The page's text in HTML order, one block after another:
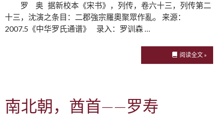
罗 奥 据新校本《宋书》，列传，卷六十三，列传第二
十三，沈演之条目：二郡強宗羅奧聚眾作亂。 来源：
2007.5《中华罗氏通谱》 录入：罗训森 …
阅读全文 »
南北朝，酋首——罗寿